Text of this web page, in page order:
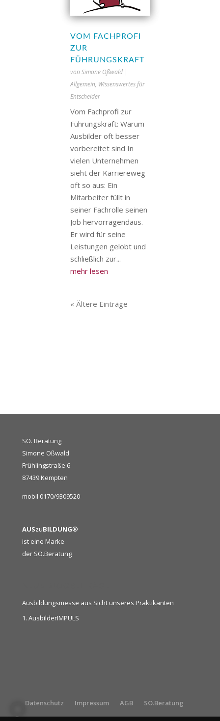
VOM FACHPROFI
ZUR
FÜHRUNGSKRAFT
von Simone Oßwald|
Allgemein, Wissenswertes für
Entscheider
Vom Fachprofi zur
Führungskraft: Warum
Ausbilder oft besser
vorbereitet sind In
vielen Unternehmen
sieht der Karriereweg
oft so aus: Ein
Mitarbeiter füllt in
seiner Fachrolle seinen
Job hervorragendaus.
Er wird für seine
Leistungen gelobt und
schließlich zur...
mehr lesen
« Ältere Einträge
SO. Beratung
Simone Oßwald
Frühlingstraße 6
87439 Kempten
mobil 0170/9309520
AUSzuBILDUNG®
ist eine Marke
der SO.Beratung
Ausbildungsmesse aus Sicht unseres Praktikanten
1. AusbilderIMPULS
Datenschutz Impressum AGB SO.Beratung